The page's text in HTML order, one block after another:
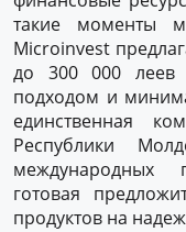
такие моменты
Microinvest
до 300 000 леев
подходом и
единственная
Республики
международных
готовая
продуктов на